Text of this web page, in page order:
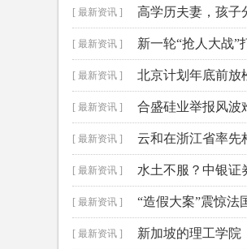
[ 最新资讯 ] 高学历夫妻，孩子
[ 最新资讯 ] 新一轮“抢人大战
[ 最新资讯 ] 北京计划年底前放
[ 最新资讯 ] 合盛硅业举报风波
[ 最新资讯 ] 云和在浙江省率先
[ 最新资讯 ] 水土不服？中银证
[ 最新资讯 ] “造假大案”震惊法
[ 最新资讯 ] 新加坡的理工学院